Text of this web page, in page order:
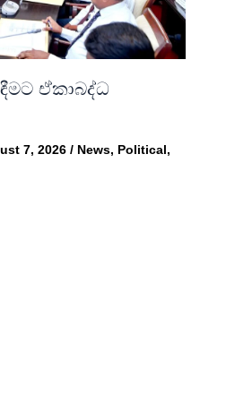
ඒකාබද්ධ
7, 2026 / News, Political,